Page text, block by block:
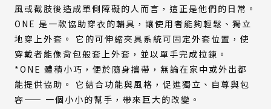
風或截肢後造成單側障礙的人而言，這正是他們的日常。
ONE 是一款協助穿衣的輔具，讓使用者能夠輕鬆、獨立
地穿上外套。 它的可伸縮夾具系統可固定外套位置，使
穿戴者能像背包般套上外套，並以單手完成拉鍊。
*ONE 體積小巧，便於隨身攜帶，無論在家中或外出都
能提供協助。 它結合功能與風格，促進獨立、自尊與包
容—— 一個小小的幫手，帶來巨大的改變。